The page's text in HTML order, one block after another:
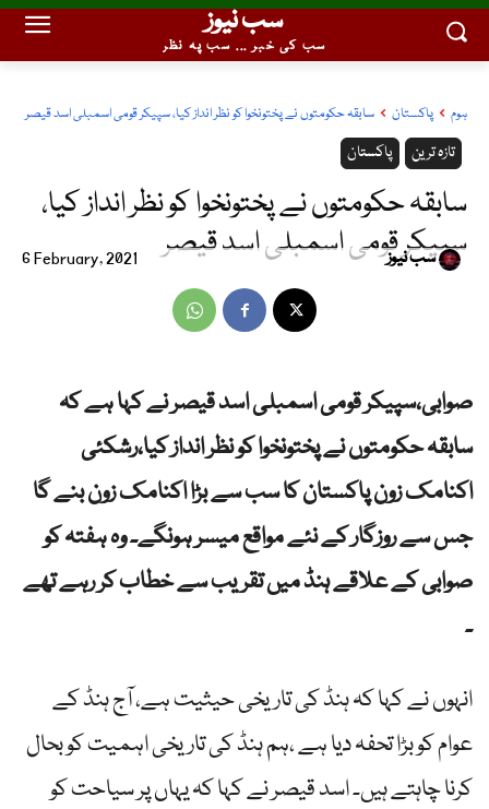
سب نیوز
سب کی خبر ... سب پہ نظر
ہوم پاکستان سابقہ حکومتوں نے پختونخوا کو نظر انداز کیا، سپیکر قومی اسمبلی اسد قیصر
پاکستان تازہ ترین
سابقہ حکومتوں نے پختونخوا کو نظر انداز کیا،
سپیکر قومی اسمبلی اسد قیصر
6 February, 2021 سب نیوز
صوابی،سپیکر قومی اسمبلی اسد قیصر نے کہا ہے کہ
سابقہ حکومتوں نے پختونخوا کو نظر انداز کیا،رشکئی
اکنامک زون پاکستان کا سب سے بڑا اکنامک زون بنے گا
جس سے روزگار کے نئے مواقع میسر ہونگے۔ وہ ہفتہ کو
صوابی کے علاقے ہنڈ میں تقریب سے خطاب کر رہے تھے
۔
انہوں نے کہا کہ ہنڈ کی تاریخی حیثیت ہے، آج ہنڈ کے
عوام کو بڑا تحفہ دیا ہے ،ہم ہنڈ کی تاریخی اہمیت کو بحال
کرنا چاہتے ہیں۔ اسد قیصر نے کہا کہ یہاں پر سیاحت کو